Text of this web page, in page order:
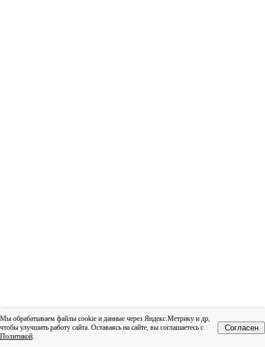
Мы обрабатываем файлы cookie и данные через Яндекс.Метрику и др,
чтобы улучшить работу сайта. Оставаясь на сайте, вы соглашаетесь с
Политикой.
Согласен